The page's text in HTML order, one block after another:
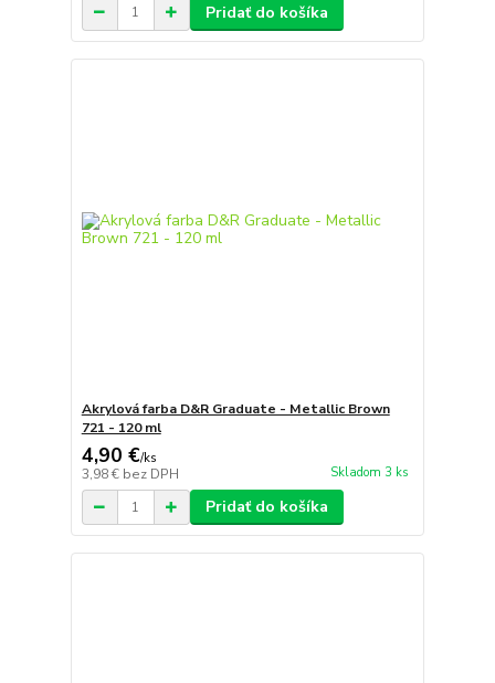
Pridať do košíka
Akrylová farba D&R Graduate - Metallic Brown
721 - 120 ml
4,90 €/ks
3,98 € bez DPH Skladom 3 ks
Pridať do košíka